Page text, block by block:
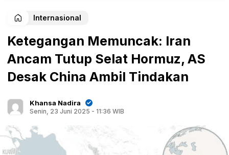
Internasional
Ketegangan Memuncak: Iran
Ancam Tutup Selat Hormuz, AS
Desak China Ambil Tindakan
Khansa Nadira
Senin, 23 Juni 2025 - 11:36 WIB